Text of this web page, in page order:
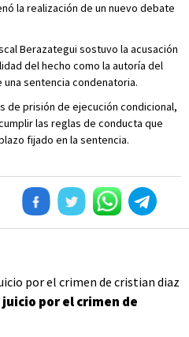
la realización de un nuevo debate
Berazategui sostuvo la acusación
del hecho como la autoría del
sentencia condenatoria.
de prisión de ejecución condicional,
las reglas de conducta que
fijado en la sentencia.
por el crimen de